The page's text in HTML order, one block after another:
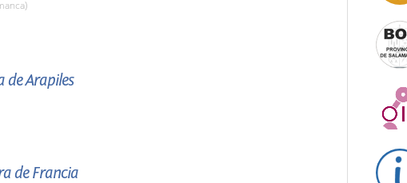
de Arapiles
de Francia